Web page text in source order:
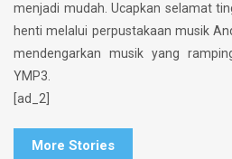
menjadi mudah. Ucapkan selamat
henti melalui perpustakaan musik
mendengarkan musik yang
YMP3.
[ad_2]
More Stories